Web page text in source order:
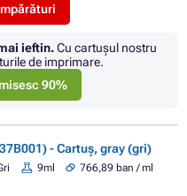
ieftin.Cu cartuşul nostru
de imprimare.
90%
- Cartuș, gray (gri)
9ml
766,89 ban / ml